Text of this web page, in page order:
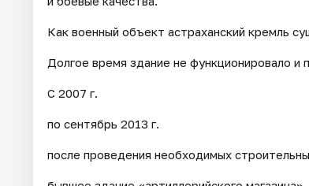
Как военный объект астраханский кремль
Долгое время здание не функционировало и
С 2007 г.
по сентябрь 2013 г.
после проведения необходимых